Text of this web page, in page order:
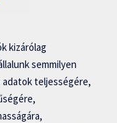
kizárólag
semmilyen
teljességére,